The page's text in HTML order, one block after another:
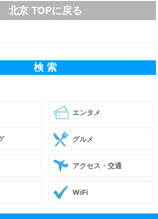
北京 TOPに戻る
エンタメ
グルメ
アクセス・交通
WiFi